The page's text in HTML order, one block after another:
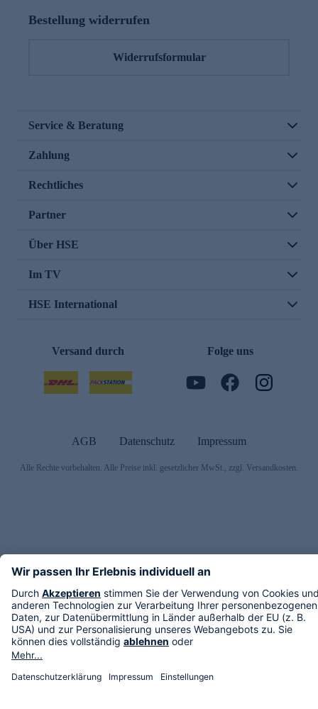
Bestellung widerrufen
Widerrufsformular
Service & Beratung
Zahlung
Rechtliches
Partner
Über HSE
Im TV
HSE International
Versand durch Folge uns
AGB Datenschutz Impressum
Alle Rechte vorbehalten. Alle Preise inkl. gesetzlicher MwSt., zzgl. Versandkosten.